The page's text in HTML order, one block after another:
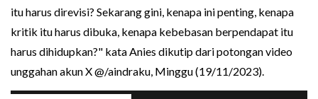
itu harus direvisi? Sekarang gini, kenapa ini penting, kenapa
kritik itu harus dibuka, kenapa kebebasan berpendapat itu
harus dihidupkan?" kata Anies dikutip dari potongan video
unggahan akun X @/aindraku, Minggu (19/11/2023).